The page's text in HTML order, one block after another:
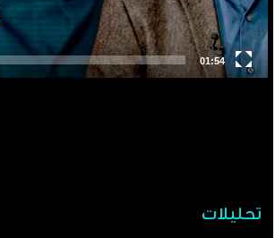
تحليلات